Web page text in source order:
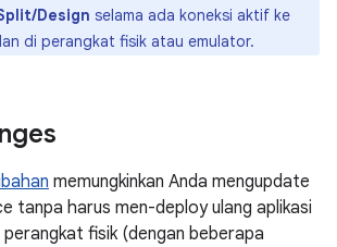
Design selama ada koneksi aktif ke
di perangkat fisik atau emulator.
memungkinkan Anda mengupdate
tanpa harus men-deploy ulang aplikasi
fisik (dengan beberapa